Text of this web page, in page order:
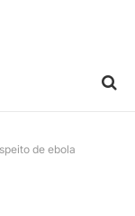
de ebola